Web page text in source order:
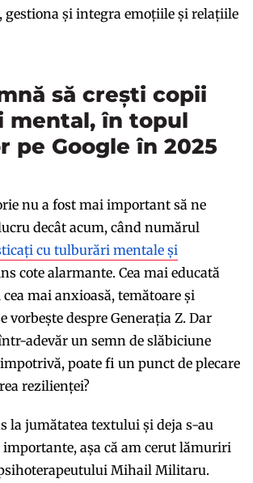
gestiona și integra emoțiile și relațiile
să crești copii
mental, în topul
pe Google în 2025
nu a fost mai important să ne
decât acum, când numărul
cu tulburări mentale și
cote alarmante. Cea mai educată
mai anxioasă, temătoare și
vorbește despre Generația Z. Dar
adevăr un semn de slăbiciune
poate fi un punct de plecare
rezilienței?
la jumătatea textului și deja s-au
așa că am cerut lămuriri
Mihail Militaru.